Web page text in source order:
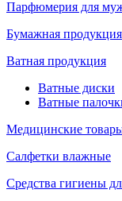
Парфюмерия для
Бумажная продукция
Ватная продукция
Ватные диски
Ватные
Медицинские
Салфетки влажные
Средства гигиены